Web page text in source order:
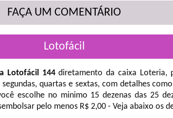
FAÇA UM COMENTÁRIO
Lotofácil
Lotofácil 144diretamento da caixa Loteria,
segundas, quartas e sextas, com detalhes
escolhe no minimo 15 dezenas das 25
pelo menos R$ 2,00 - Veja abaixo os